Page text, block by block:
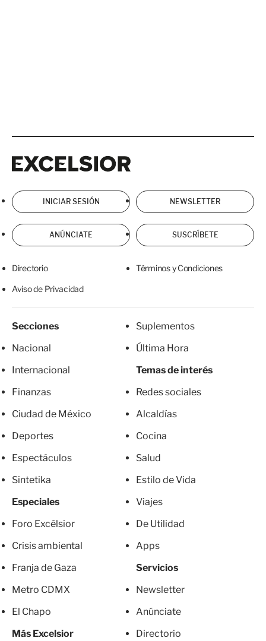
INICIAR SESIÓN NEWSLETTER
ANÚNCIATE SUSCRÍBETE
Directorio Términos y Condiciones
Aviso de Privacidad
Secciones
Nacional
Internacional
Finanzas
Ciudad de México
Deportes
Espectáculos
Sintetika
Especiales
Foro Excélsior
Crisis ambiental
Franja de Gaza
Metro CDMX
El Chapo
Más Excelsior
Suplementos
Última Hora
Temas de interés
Redes sociales
Alcaldías
Cocina
Salud
Estilo de Vida
Viajes
De Utilidad
Apps
Servicios
Newsletter
Anúnciate
Directorio